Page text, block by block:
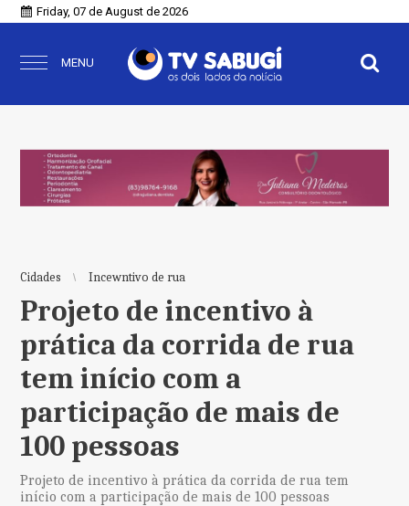
Friday, 07 de August de 2026
MENU
Cidades Incewntivo de rua
Projeto de incentivo à
prática da corrida de rua
tem início com a
participação de mais de
100 pessoas
Projeto de incentivo à prática da corrida de rua tem
início com a participação de mais de 100 pessoas